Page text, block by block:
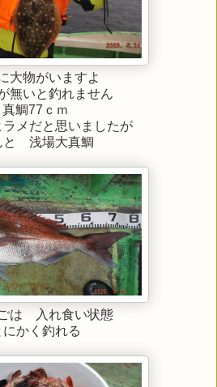
大物がいますよ
無いと釣れません
真鯛77ｃｍ
メだと思いましたが
と 浅場大真鯛
は 入れ食い状態
にかく釣れる